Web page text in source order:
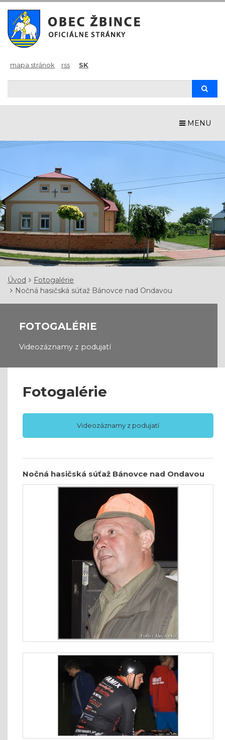
mapa stránok rss SK
MENU
Úvod
Fotogalérie
Nočná hasičská súťaž Bánovce nad Ondavou
FOTOGALÉRIE
Videozáznamy z podujatí
Fotogalérie
Videozáznamy z podujatí
Nočná hasičská súťaž Bánovce nad Ondavou